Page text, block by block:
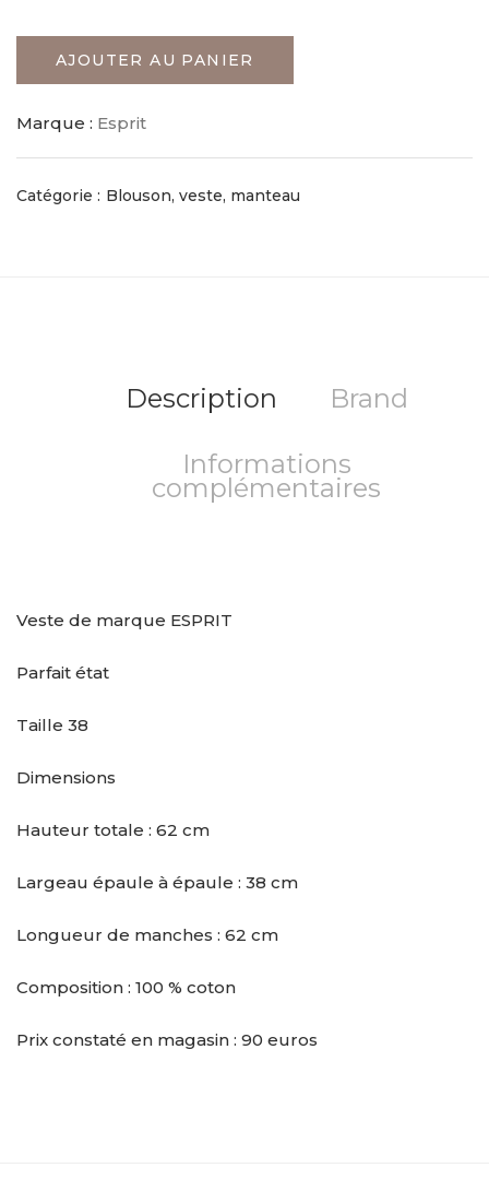
AJOUTER AU PANIER
Marque : Esprit
Catégorie : Blouson, veste, manteau
Description Brand
Informations
complémentaires
Veste de marque ESPRIT
Parfait état
Taille 38
Dimensions
Hauteur totale : 62 cm
Largeau épaule à épaule : 38 cm
Longueur de manches : 62 cm
Composition : 100 % coton
Prix constaté en magasin : 90 euros